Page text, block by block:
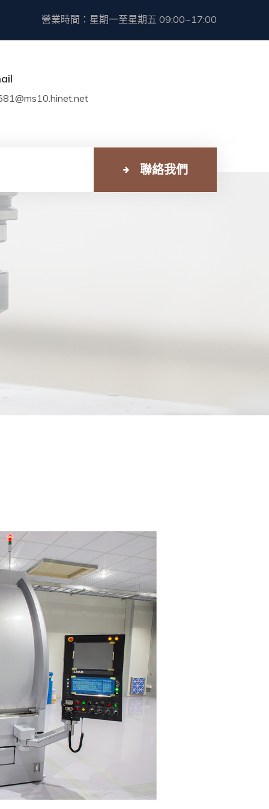
營業時間：星期一至星期五 09:00~17:00
聯絡我們